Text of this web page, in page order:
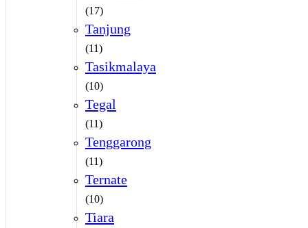
(17)
Tanjung
(11)
Tasikmalaya
(10)
Tegal
(11)
Tenggarong
(11)
Ternate
(10)
Tiara